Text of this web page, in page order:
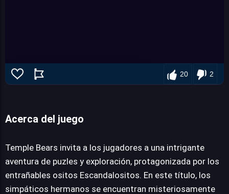
JUEGALO AHORA
20 2
Acerca del juego
Temple Bears invita a los jugadores a una intrigante
aventura de puzles y exploración, protagonizada por los
entrañables ositos Escandalositos. En este título, los
simpáticos hermanos se encuentran misteriosamente